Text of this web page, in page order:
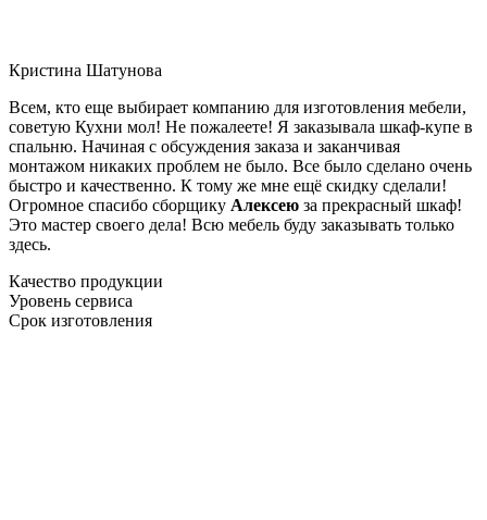
Кристина Шатунова
Всем, кто еще выбирает компанию для изготовления мебели,
советую Кухни мол! Не пожалеете! Я заказывала шкаф-купе в
спальню. Начиная с обсуждения заказа и заканчивая
монтажом никаких проблем не было. Все было сделано очень
быстро и качественно. К тому же мне ещё скидку сделали!
Огромное спасибо сборщику Алексею за прекрасный шкаф!
Это мастер своего дела! Всю мебель буду заказывать только
здесь.
Качество продукции
Уровень сервиса
Срок изготовления